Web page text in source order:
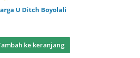
U Ditch Boyolali
ke keranjang